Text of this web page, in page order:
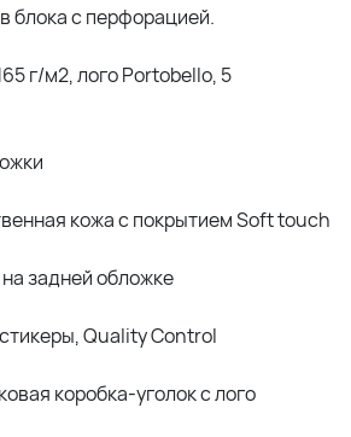
блока с перфорацией.
г/м2, лого Portobello, 5
кожа с покрытием Soft touch
задней обложке
Quality Control
коробка-уголок c лого